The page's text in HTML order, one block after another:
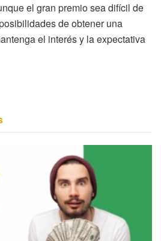
el gran premio sea difícil de
de obtener una
el interés y la expectativa